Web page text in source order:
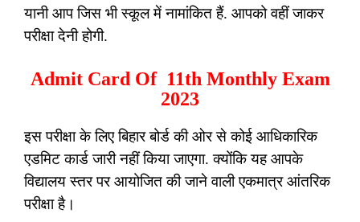
यानी आप जिस भी स्कूल में नामांकित हैं. आपको वहीं जाकर
परीक्षा देनी होगी.
Admit Card Of 11th Monthly Exam
2023
इस परीक्षा के लिए बिहार बोर्ड की ओर से कोई आधिकारिक
एडमिट कार्ड जारी नहीं किया जाएगा. क्योंकि यह आपके
विद्यालय स्तर पर आयोजित की जाने वाली एकमात्र आंतरिक
परीक्षा है।